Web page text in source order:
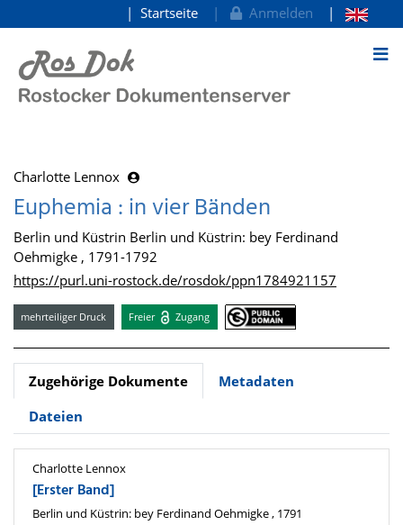
zum Inhalt
Startseite Anmelden
Charlotte Lennox
Euphemia : in vier Bänden
Berlin und Küstrin Berlin und Küstrin: bey Ferdinand
Oehmigke , 1791-1792
https://purl.uni-rostock.de/rosdok/ppn1784921157
mehrteiliger Druck Freier Zugang
Zugehörige Dokumente
Metadaten
Dateien
Charlotte Lennox
[Erster Band]
Berlin und Küstrin: bey Ferdinand Oehmigke , 1791